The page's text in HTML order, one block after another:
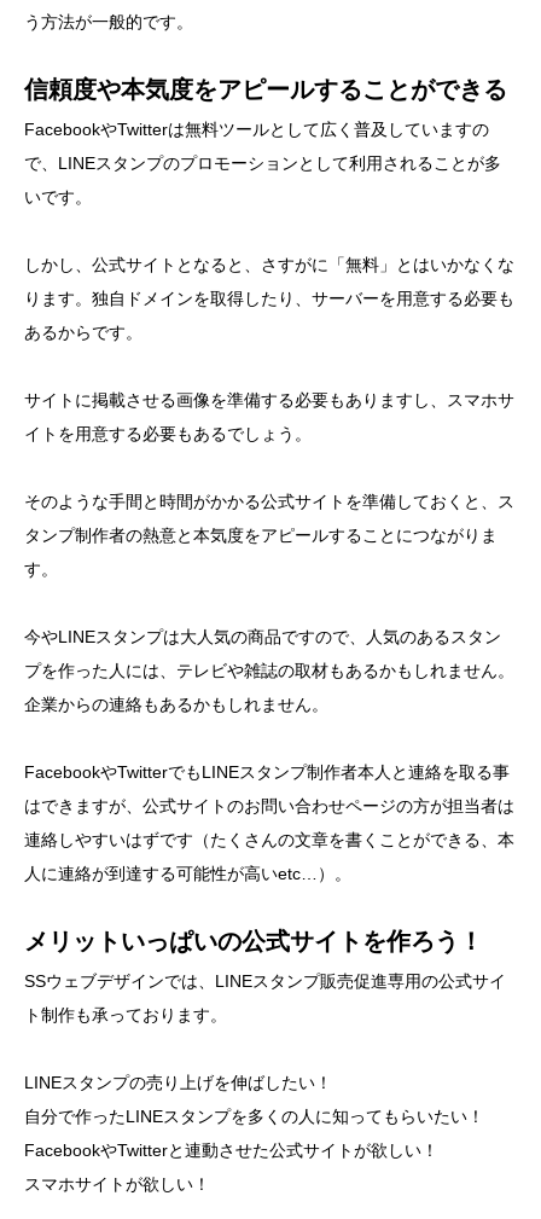
う方法が一般的です。
信頼度や本気度をアピールすることができる
FacebookやTwitterは無料ツールとして広く普及していますの
で、LINEスタンプのプロモーションとして利用されることが多
いです。
しかし、公式サイトとなると、さすがに「無料」とはいかなくな
ります。独自ドメインを取得したり、サーバーを用意する必要も
あるからです。
サイトに掲載させる画像を準備する必要もありますし、スマホサ
イトを用意する必要もあるでしょう。
そのような手間と時間がかかる公式サイトを準備しておくと、ス
タンプ制作者の熱意と本気度をアピールすることにつながりま
す。
今やLINEスタンプは大人気の商品ですので、人気のあるスタン
プを作った人には、テレビや雑誌の取材もあるかもしれません。
企業からの連絡もあるかもしれません。
FacebookやTwitterでもLINEスタンプ制作者本人と連絡を取る事
はできますが、公式サイトのお問い合わせページの方が担当者は
連絡しやすいはずです（たくさんの文章を書くことができる、本
人に連絡が到達する可能性が高いetc…）。
メリットいっぱいの公式サイトを作ろう！
SSウェブデザインでは、LINEスタンプ販売促進専用の公式サイ
ト制作も承っております。
LINEスタンプの売り上げを伸ばしたい！
自分で作ったLINEスタンプを多くの人に知ってもらいたい！
FacebookやTwitterと連動させた公式サイトが欲しい！
スマホサイトが欲しい！